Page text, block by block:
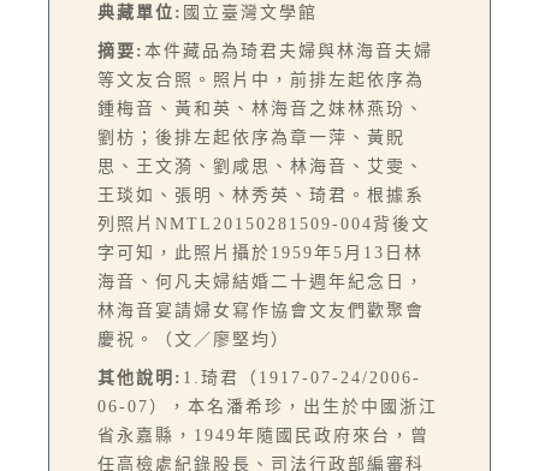
典藏單位: 國立臺灣文學館
摘要: 本件藏品為琦君夫婦與林海音夫婦
等文友合照。照片中，前排左起依序為
鍾梅音、黃和英、林海音之妹林燕玢、
劉枋；後排左起依序為章一萍、黃貺
思、王文漪、劉咸思、林海音、艾雯、
王琰如、張明、林秀英、琦君。根據系
列照片NMTL20150281509-004背後文
字可知，此照片攝於1959年5月13日林
海音、何凡夫婦結婚二十週年紀念日，
林海音宴請婦女寫作協會文友們歡聚會
慶祝。（文／廖堅均）
其他說明: 1.琦君（1917-07-24/2006-
06-07），本名潘希珍，出生於中國浙江
省永嘉縣，1949年隨國民政府來台，曾
任高檢處紀錄股長、司法行政部編審科